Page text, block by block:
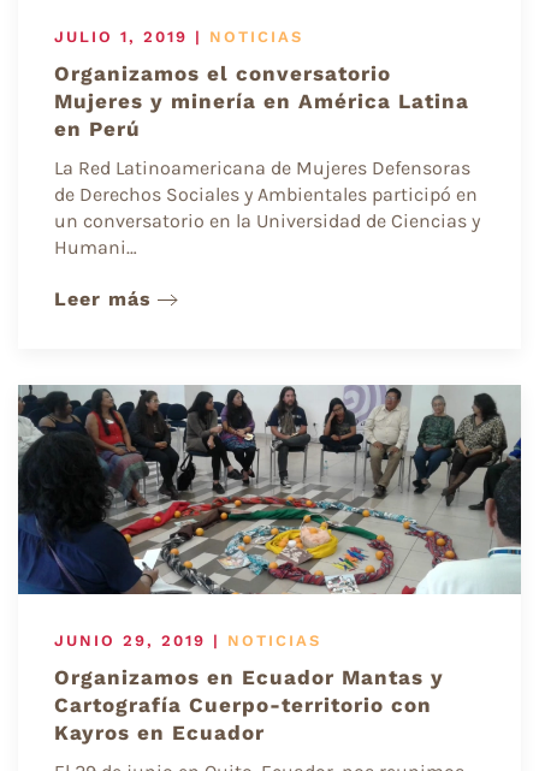
JULIO 1, 2019 | NOTICIAS
Organizamos el conversatorio
Mujeres y minería en América Latina
en Perú
La Red Latinoamericana de Mujeres Defensoras
de Derechos Sociales y Ambientales participó en
un conversatorio en la Universidad de Ciencias y
Humani…
Leer más
JUNIO 29, 2019 | NOTICIAS
Organizamos en Ecuador Mantas y
Cartografía Cuerpo-territorio con
Kayros en Ecuador